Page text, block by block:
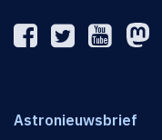
Astronieuwsbrief